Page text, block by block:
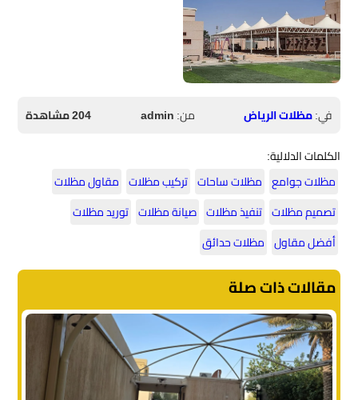
في:مظلات الرياض من:admin
204 مشاهدة
الكلمات الدلالية:
مظلات جوامع مظلات ساحات تركيب مظلات مقاول مظلات
تصميم مظلات تنفيذ مظلات صيانة مظلات توريد مظلات
أفضل مقاول مظلات حدائق
مقالات ذات صلة